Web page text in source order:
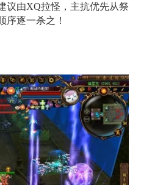
议由XQ拉怪，主抗优先从祭
序逐一杀之！